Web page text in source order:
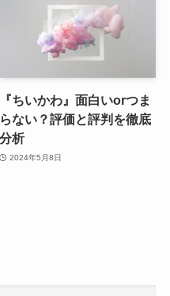
『ちいかわ』面白いorつま
らない？評価と評判を徹底
分析
2024年5月8日